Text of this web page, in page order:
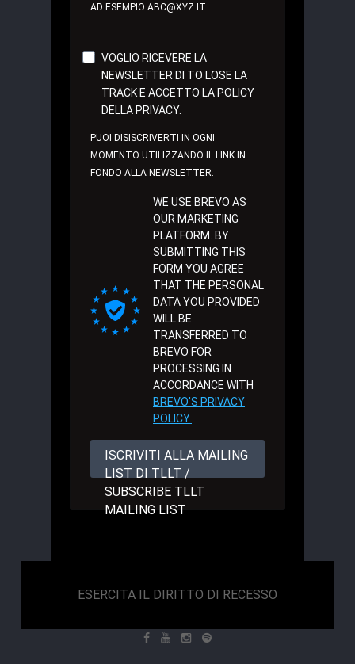
AD ESEMPIO ABC@XYZ.IT
VOGLIO RICEVERE LA
NEWSLETTER DI TO LOSE LA
TRACK E ACCETTO LA POLICY
DELLA PRIVACY.
PUOI DISISCRIVERTI IN OGNI
MOMENTO UTILIZZANDO IL LINK IN
FONDO ALLA NEWSLETTER.
WE USE BREVO AS
OUR MARKETING
PLATFORM. BY
SUBMITTING THIS
FORM YOU AGREE
THAT THE PERSONAL
DATA YOU PROVIDED
WILL BE
TRANSFERRED TO
BREVO FOR
PROCESSING IN
ACCORDANCE WITH
BREVO'S PRIVACY
POLICY.
ISCRIVITI ALLA MAILING
LIST DI TLLT /
SUBSCRIBE TLLT
MAILING LIST
ESERCITA IL DIRITTO DI RECESSO